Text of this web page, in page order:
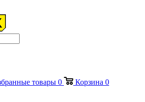
товары 0 Корзина 0